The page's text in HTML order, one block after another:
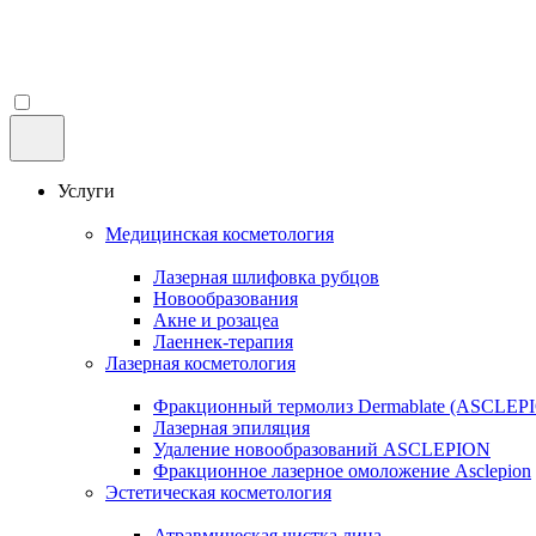
Услуги
Медицинская косметология
Лазерная шлифовка рубцов
Новообразования
Акне и розацеа
Лаеннек-терапия
Лазерная косметология
Фракционный термолиз Dermablate
Лазерная эпиляция
Удаление новообразований ASCLEPION
Фракционное лазерное омоложение Asclepion
Эстетическая косметология